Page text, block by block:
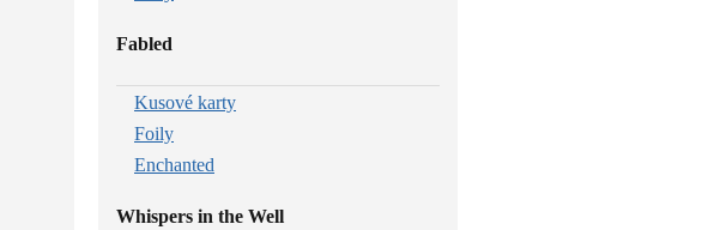
Fabled
Kusové karty
Foily
Enchanted
Whispers in the Well